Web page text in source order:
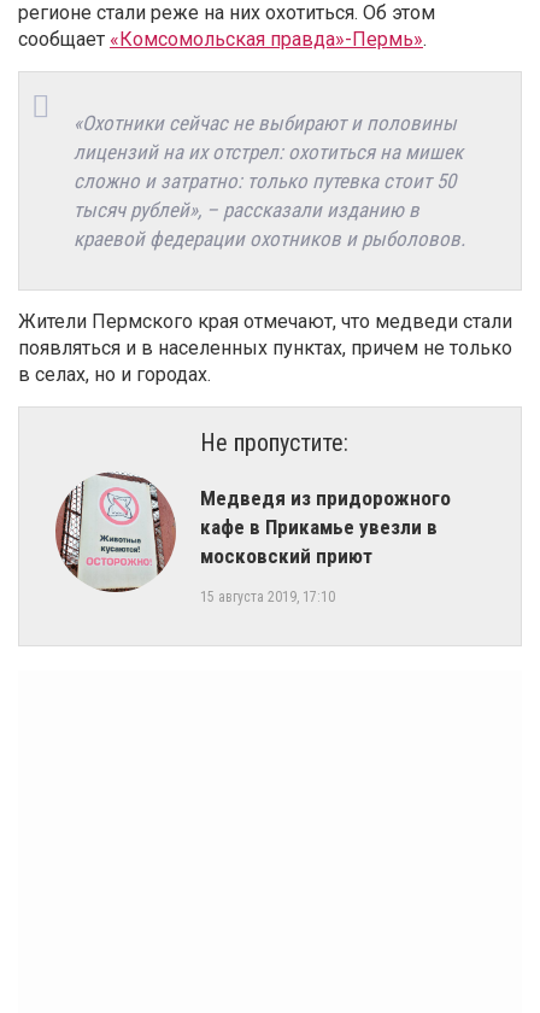
регионе стали реже на них охотиться. Об этом
сообщает «Комсомольская правда»-Пермь».
«Охотники сейчас не выбирают и половины
лицензий на их отстрел: охотиться на мишек
сложно и затратно: только путевка стоит 50
тысяч рублей», – рассказали изданию в
краевой федерации охотников и рыболовов.
Жители Пермского края отмечают, что медведи стали
появляться и в населенных пунктах, причем не только
в селах, но и городах.
Не пропустите:
Медведя из придорожного
кафе в Прикамье увезли в
московский приют
15 августа 2019, 17:10